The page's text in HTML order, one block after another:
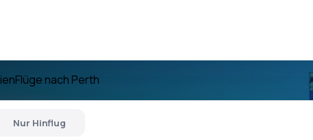
Flüge nach Perth
Nur Hinflug